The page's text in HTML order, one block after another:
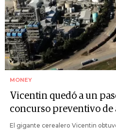
MONEY
Vicentin quedó a un
concurso preventivo de
El gigante cerealero Vicentin